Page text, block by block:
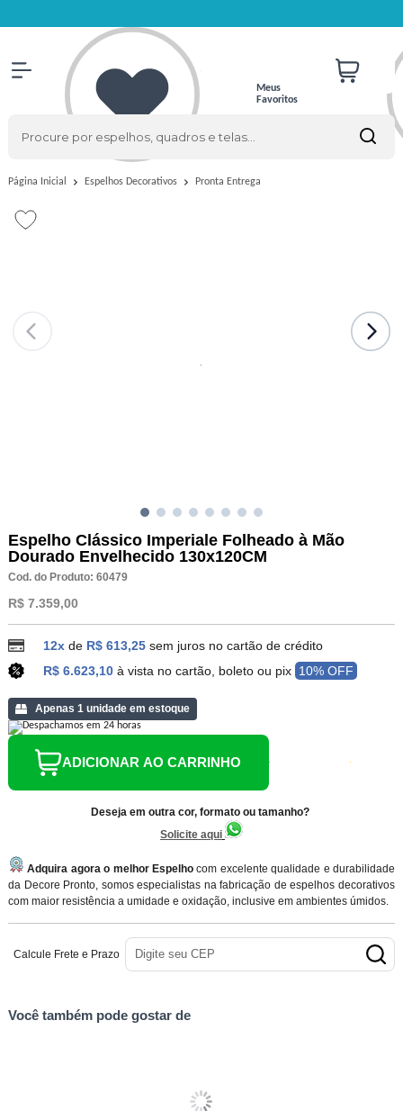
Meus
Favoritos
Página Inicial Espelhos Decorativos Pronta Entrega
Espelho Clássico Imperiale Folheado à Mão
Dourado Envelhecido 130x120CM
Cod. do Produto: 60479
R$ 7.359,00
12xde R$ 613,25 sem juros no cartão de crédito
R$ 6.623,10 à vista no cartão, boleto ou pix 10% OFF
Apenas 1 unidade em estoque
ADICIONAR AO CARRINHO
Deseja em outra cor, formato ou tamanho?
Solicite aqui
Adquira agora o melhor Espelho com excelente qualidade e durabilidade
da Decore Pronto, somos especialistas na fabricação de espelhos decorativos
com maior resistência a umidade e oxidação, inclusive em ambientes úmidos.
Calcule Frete e Prazo
Você também pode gostar de